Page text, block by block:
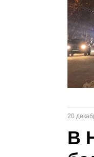
20
В